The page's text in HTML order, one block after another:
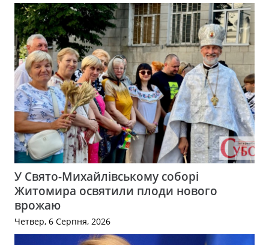
У Свято-Михайлівському соборі
Житомира освятили плоди нового
врожаю
Четвер, 6 Серпня, 2026